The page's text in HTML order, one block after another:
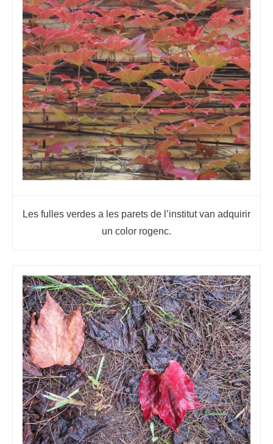
Les fulles verdes a les parets de l’institut van adquirir
un color rogenc.